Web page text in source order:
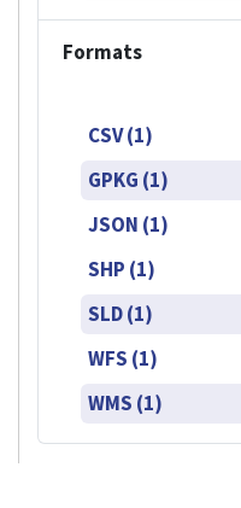
Formats
CSV (1)
GPKG (1)
JSON (1)
SHP (1)
SLD (1)
WFS (1)
WMS (1)